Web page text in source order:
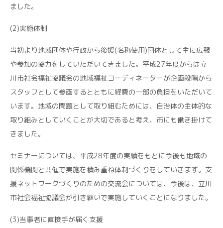
ました。
(2)実施体制
当初より地域団体や行政から後援(名称使用)団体として主に広報
や参加の協力をしていただいてきました。平成27年度からは立
川市社会福祉協議会の地域福祉コーディネーターが企画段階から
スタッフとして参画するとともに経費の一部の負担をいただいて
います。地域の問題として取り組むためには、自治体の主体的な
取り組みとしていくことが大切であると考え、市にも働き掛けて
きました。
セミナーについては、平成28年度の実績をもとに今後も地域の
関係機関と共催で実施を積み重ね体制づくりをしていきます。支
援ネットワークづくりのための交流会については、今後は、立川
市社会福祉協議会が引き継いで実施していくことになりました。
(3)当事者に直接手が届く支援